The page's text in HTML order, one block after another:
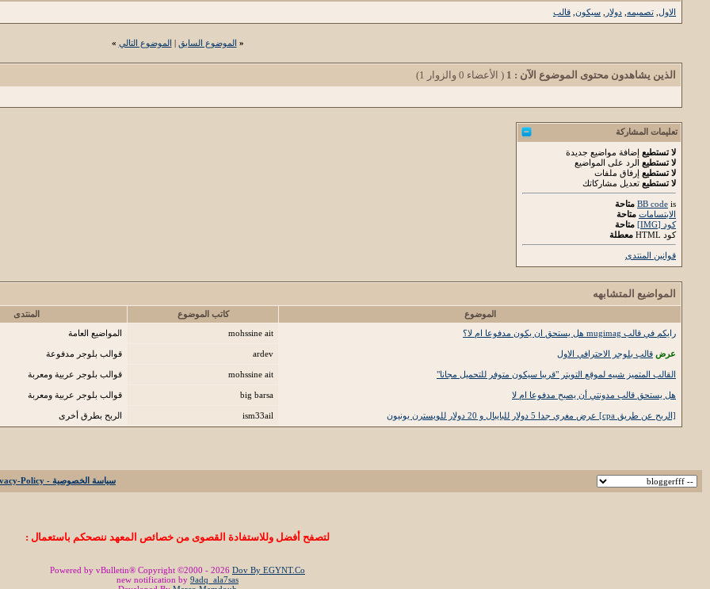
الاول تصميمه دولار سيكون قالب
« الموضوع السابق | الموضوع التالي »
الذين يشاهدون محتوى الموضوع الآن : 1 ( الأعضاء 0 والزوار 1)
تعليمات المشاركة
لا تستطيع إضافة مواضيع جديدة
لا تستطيع الرد على المواضيع
لا تستطيع إرفاق ملفات
لا تستطيع تعديل مشاركاتك
BB code is
متاحة
الابتسامات متاحة
كود [IMG]
متاحة
كود HTML
معطلة
قوانين المنتدى
المواضيع المتشابهه
الموضوع كاتب الموضوع المنتدى
رايكم في قالب mugimag هل يستحق ان يكون مدفوعا ام لا؟
mohssine ait المواضيع العامة
عرض قالب بلوجر الاحترافي الاول ardev قوالب بلوجر مدفوعة
القالب المتميز شبيه لموقع التويتر "قريبا سيكون متوفر للتحميل مجانا" mohssine ait قوالب بلوجر عربية ومعربة
هل يستحق قالب مدونتي أن يصبح مدفوعا ام لا big barsa قوالب بلوجر عربية ومعربة
[الربح عن طريق cpa] عرض مغري جدا 5 دولار للبايبال و 20 دولار للويسترن يونيون ism33ail الربح بطرق أخرى
سياسة الخصوصية - Privacy-Policy
لتصفح أفضل وللاستفادة القصوى من خصائص المعهد ننصحكم باستعمال :
Powered by vBulletin® Copyright ©2000 - 2026 Dov By EGYNT.Co
new notification by 9adq_ala7sas